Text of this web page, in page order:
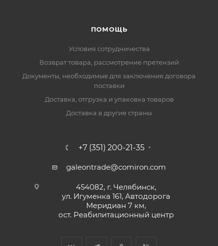
ПОМОЩЬ
Условия сотрудничества
Возврат товара, рассмотрение претензий
Документы, необходимые для заключения договора
поставки
Доставка, отгрузка и упаковка товаров
Доставка в другие страны
+7 (351) 200-21-35
galeontrade@comiron.com
454082, г. Челябинск,
ул. Игуменка 161, Автодорога
Меридиан 7 км,
ост. Реабилитационный центр